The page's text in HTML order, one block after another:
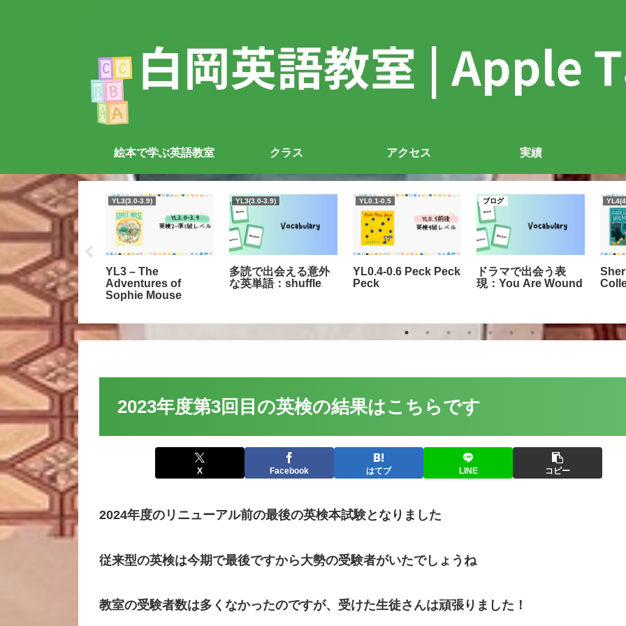
絵本で学ぶ英語教室 クラス アクセス 実績
0.5
Ark (ほぼ文
しの本です）
YL3(3.0-3.9)
YL3 – The
Adventures of
Sophie Mouse
YL3(3.0-3.9)
多読で出会える意外
な英単語：shuffle
YL0.1-0.5
YL0.4-0.6 Peck Peck
Peck
ブログ
ドラマで出会う表
現：You Are Wound
2023年度第3回目の英検の結果はこちらです
X Facebook はてブ LINE コピー
2024年度のリニューアル前の最後の英検本試験となりました
従来型の英検は今期で最後ですから大勢の受験者がいたでしょうね
教室の受験者数は多くなかったのですが、受けた生徒さんは頑張りました！